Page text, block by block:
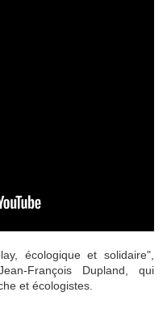
écologique et solidaire",
François Dupland, qui
et écologistes.